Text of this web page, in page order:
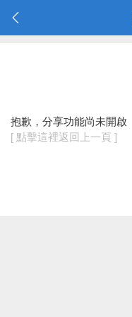
抱歉，分享功能尚未開啟
[ 點擊這裡返回上一頁 ]